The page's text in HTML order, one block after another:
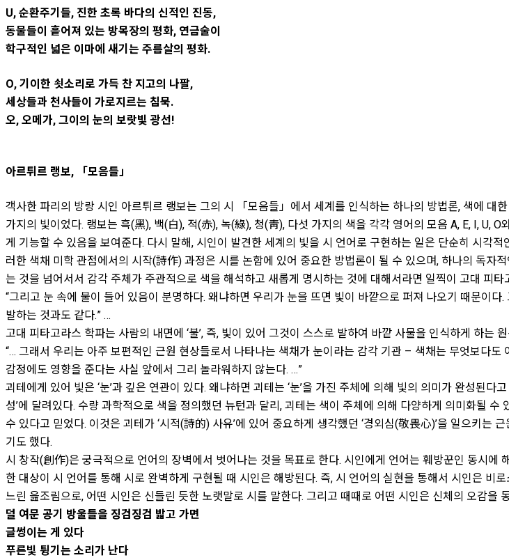
U, 순환주기들, 진한 초록 바다의 신적인 진동,
동물들이 흩어져 있는 방목장의 평화, 연금술이
학구적인 넓은 이마에 새기는 주름살의 평화.
O, 기이한 쇳소리로 가득 찬 지고의 나팔,
세상들과 천사들이 가로지르는 침묵.
오, 오메가, 그이의 눈의 보랏빛 광선!
아르튀르 랭보, 「모음들」
객사한 파리의 방랑 시인 아르튀르 랭보는 그의 시 「모음들」에서 세계를 인식하는 하나의 방법론, 색에 대
가지의 빛이었다. 랭보는 흑(黑), 백(白), 적(赤), 녹(綠), 청(靑), 다섯 가지의 색을 각각 영어의 모음 A, E, I, U,
게 기능할 수 있음을 보여준다. 다시 말해, 시인이 발견한 세계의 빛을 시 언어로 구현하는 일은 단순히 시각
러한 색채 미학 관점에서의 시작(詩作) 과정은 시를 논함에 있어 중요한 방법론이 될 수 있으며, 하나의 독자
는 것을 넘어서서 감각 주체가 주관적으로 색을 해석하고 새롭게 명시하는 것에 대해서라면 일찍이 고대 피
“그리고 눈 속에 불이 들어 있음이 분명하다. 왜냐하면 우리가 눈을 뜨면 빛이 바깥으로 퍼져 나오기 때문이
발하는 것과도 같다.” …
고대 피타고라스 학파는 사람의 내면에 ‘불’, 즉, 빛이 있어 그것이 스스로 발하여 바깥 사물을 인식하게 하는
“… 그래서 우리는 아주 보편적인 근원 현상들로서 나타나는 색채가 눈이라는 감각 기관 – 색채는 무엇보다
감정에도 영향을 준다는 사실 앞에서 그리 놀라워하지 않는다. …”
괴테에게 있어 빛은 ‘눈’과 깊은 연관이 있다. 왜냐하면 괴테는 ‘눈’을 가진 주체에 의해 빛의 의미가 완성된다
성’에 달려있다. 수량 과학적으로 색을 정의했던 뉴턴과 달리, 괴테는 색이 주체에 의해 다양하게 의미화될
수 있다고 믿었다. 이것은 괴테가 ‘시적(詩的) 사유’에 있어 중요하게 생각했던 ‘경외심(敬畏心)’을 일으키
기도 했다.
시 창작(創作)은 궁극적으로 언어의 장벽에서 벗어나는 것을 목표로 한다. 시인에게 언어는 훼방꾼인 동시
한 대상이 시 언어를 통해 시로 완벽하게 구현될 때 시인은 해방된다. 즉, 시 언어의 실현을 통해서 시인은 비
느린 읊조림으로, 어떤 시인은 신들린 듯한 노랫말로 시를 말한다. 그리고 때때로 어떤 시인은 신체의 오감을
덜 여문 공기 방울들을 징검징검 밟고 가면
글썽이는 게 있다
푸른빛 튕기는 소리가 난다